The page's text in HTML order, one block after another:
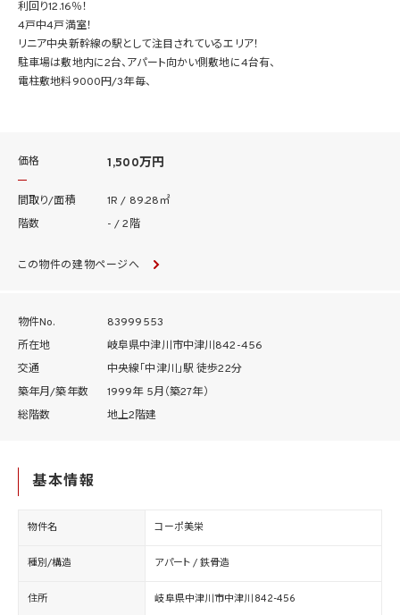
利回り12.16％！
4戸中4戸満室！
リニア中央新幹線の駅として注目されているエリア！
駐車場は敷地内に2台、アパート向かい側敷地に4台有、
電柱敷地料9000円/3年毎、
価格 1,500万円
間取り/面積
1R / 89.28㎡
階数
- / 2階
この物件の建物ページへ
物件No.
83999553
所在地
岐阜県中津川市中津川842-456
交通
中央線「中津川」駅 徒歩22分
築年月/築年数
1999年 5月（築27年）
総階数
地上2階建
基本情報
物件名 コーポ美栄
種別/構造 アパート / 鉄骨造
住所 岐阜県中津川市中津川842-456